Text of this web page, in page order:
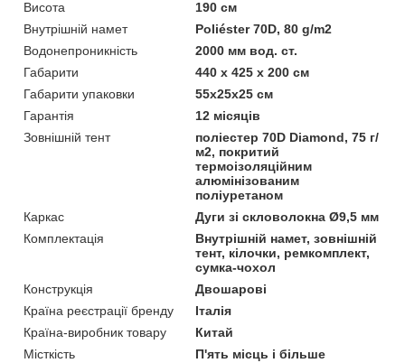
Висота
190 cм
Внутрішній намет
Poliéster 70D, 80 g/m2
Водонепроникність
2000 мм вод. ст.
Габарити
440 х 425 х 200 см
Габарити упаковки
55x25x25 см
Гарантія
12 місяців
Зовнішній тент
поліестер 70D Diamond, 75 г/
м2, покритий
термоізоляційним
алюмінізованим
поліуретаном
Каркас
Дуги зі скловолокна Ø9,5 мм
Комплектація
Внутрішній намет, зовнішній
тент, кілочки, ремкомплект,
сумка-чохол
Конструкція
Двошарові
Країна реєстрації бренду
Італія
Країна-виробник товару
Китай
Місткість
П'ять місць і більше